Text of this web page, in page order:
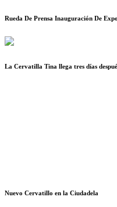
Rueda De Prensa Inauguración De
La Cervatilla Tina llega tres días
Nuevo Cervatillo en la Ciudadela